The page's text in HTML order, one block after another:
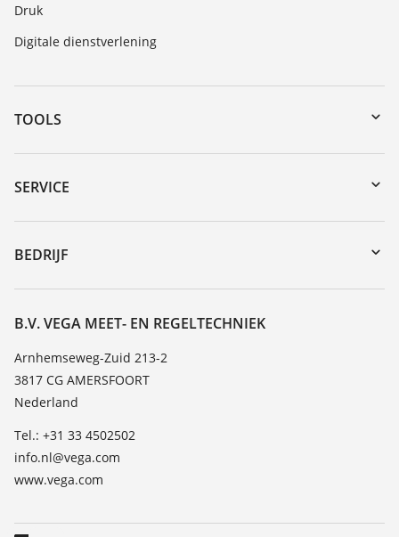
Druk
Digitale dienstverlening
TOOLS
myVEGA
Downloads
DTM Collection/PACTware
SERVICE
Reparatieformulier instrument
Seminars
TeamViewer
BEDRIJF
Vacature
Over VEGA
Contact
Nieuws
Persberichten
Blog
B.V. VEGA MEET- EN REGELTECHNIEK
Arnhemseweg-Zuid 213-2
3817 CG AMERSFOORT
Nederland
Tel.: +31 33 4502502
info.nl@vega.com
www.vega.com